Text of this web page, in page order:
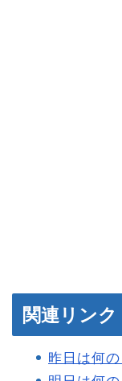
関連リンク
昨日は何